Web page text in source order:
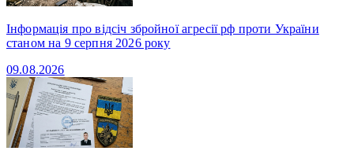
Інформація про відсіч збройної агресії рф проти України
станом на 9 серпня 2026 року
09.08.2026